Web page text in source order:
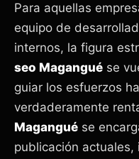
Para aquellas
equipo de
internos, la figura
seo Magangué se
guiar los esfuerzos
verdaderamente
Magangué se
publicación